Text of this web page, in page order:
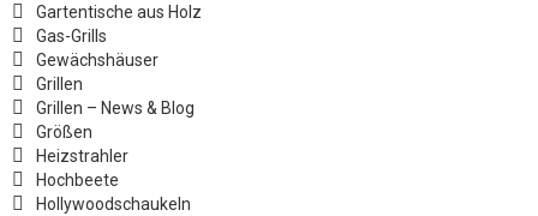
Gartentische aus Holz
Gas-Grills
Gewächshäuser
Grillen
Grillen – News & Blog
Größen
Heizstrahler
Hochbeete
Hollywoodschaukeln